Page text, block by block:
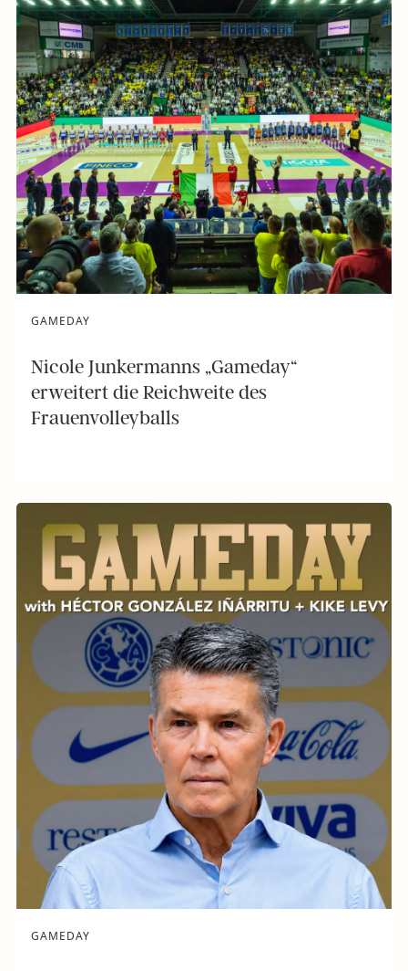
GAMEDAY
Nicole Junkermanns „Gameday“
erweitert die Reichweite des
Frauenvolleyballs
GAMEDAY